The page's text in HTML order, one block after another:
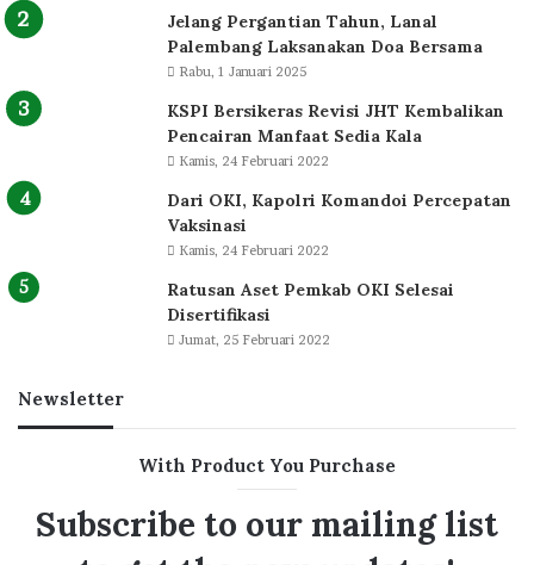
Jelang Pergantian Tahun, Lanal
Palembang Laksanakan Doa Bersama
Rabu, 1 Januari 2025
KSPI Bersikeras Revisi JHT Kembalikan
Pencairan Manfaat Sedia Kala
Kamis, 24 Februari 2022
Dari OKI, Kapolri Komandoi Percepatan
Vaksinasi
Kamis, 24 Februari 2022
Ratusan Aset Pemkab OKI Selesai
Disertifikasi
Jumat, 25 Februari 2022
Newsletter
With Product You Purchase
Subscribe to our mailing list